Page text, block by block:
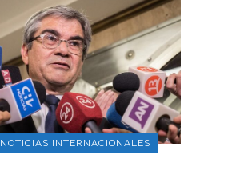
NOTICIAS INTERNACIONALES